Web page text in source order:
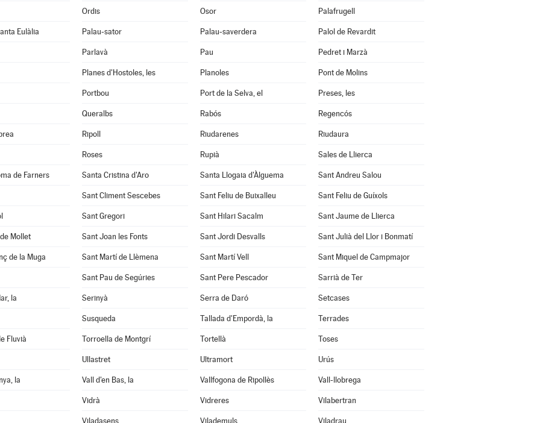
Ordis Osor Palafrugell
Eulàlia Palau-sator Palau-saverdera Palol de Revardit
Parlavà Pau Pedret i Marzà
Planes d'Hostoles, les Planoles Pont de Molins
Portbou Port de la Selva, el Preses, les
Queralbs Rabós Regencós
Ripoll Riudarenes Riudaura
Roses Rupià Sales de Llierca
de Farners Santa Cristina d'Aro Santa Llogaia d'Àlguema Sant Andreu Salou
Sant Climent Sescebes Sant Feliu de Buixalleu Sant Feliu de Guíxols
Sant Gregori Sant Hilari Sacalm Sant Jaume de Llierca
Mollet Sant Joan les Fonts Sant Jordi Desvalls Sant Julià del Llor i Bonmatí
de la Muga Sant Martí de Llèmena Sant Martí Vell Sant Miquel de Campmajor
Sant Pau de Segúries Sant Pere Pescador Sarrià de Ter
la Serinyà Serra de Daró Setcases
Susqueda Tallada d'Empordà, la Terrades
Fluvià Torroella de Montgrí Tortellà Toses
Ullastret Ultramort Urús
la Vall d'en Bas, la Vallfogona de Ripollès Vall-llobrega
Vidrà Vidreres Vilabertran
Viladasens Vilademuls Viladrau